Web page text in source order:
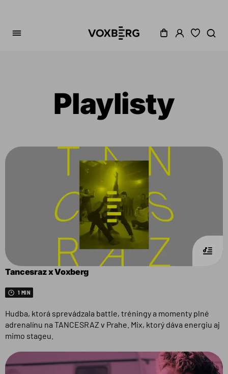
Playlisty
Tancesraz x Voxberg
1 MIN
Hudba, ktorá sprevádzala battle, tréningy a momenty plné
adrenalínu na TANCESRAZ v Prahe. Mix, ktorý dáva energiu aj
mimo stageu.